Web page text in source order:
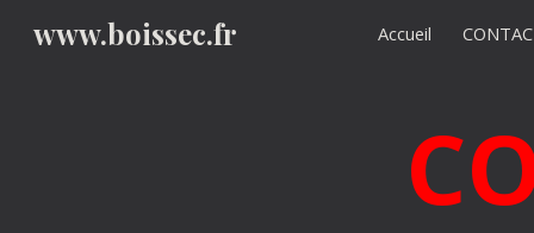
www.boissec.fr Accueil